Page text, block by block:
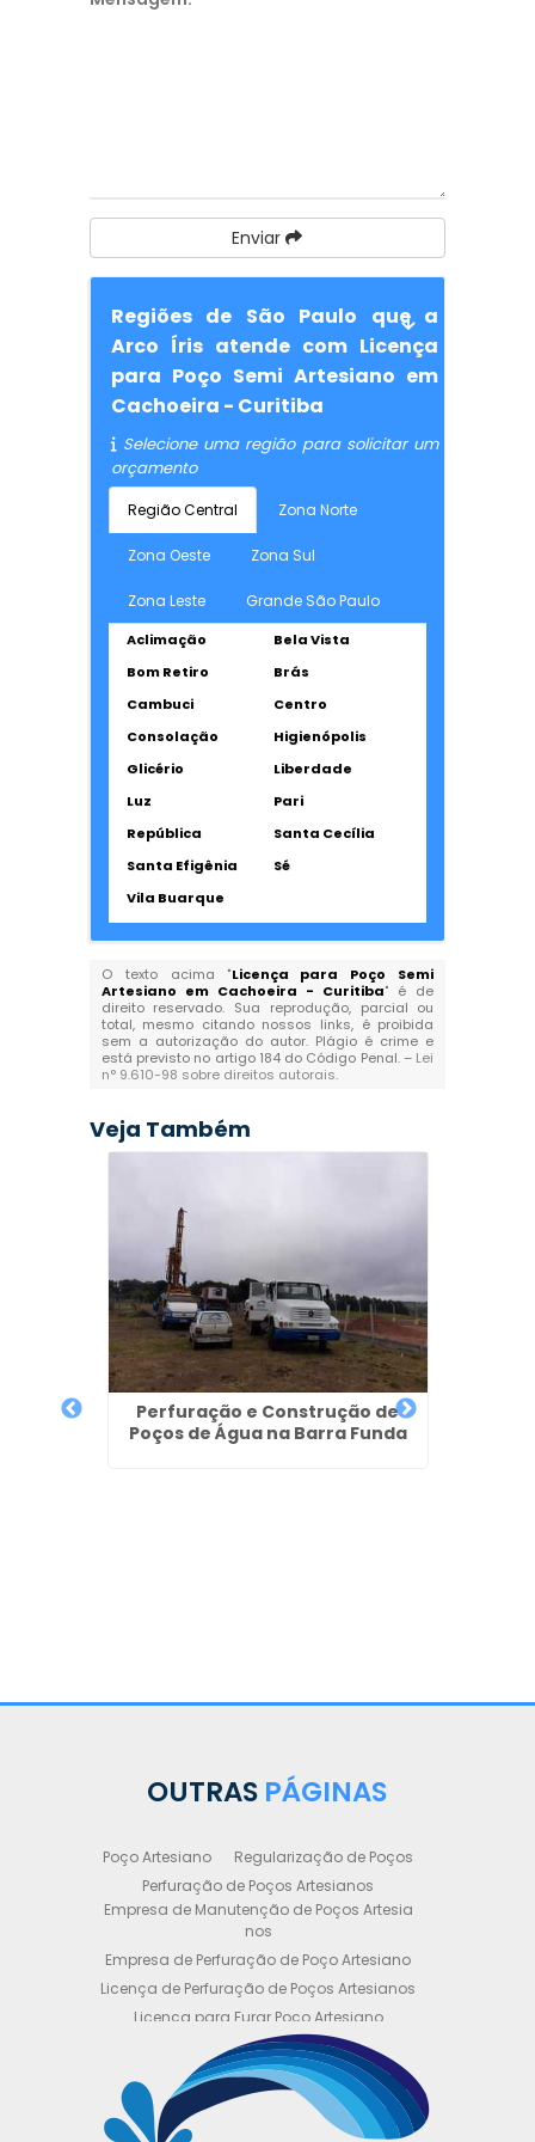
Enviar
Regiões de São Paulo que a
Arco Íris atende com Licença
para Poço Semi Artesiano em
Cachoeira - Curitiba
Selecione uma região para solicitar um
orçamento
Região Central Zona Norte
Zona Oeste Zona Sul
Zona Leste Grande São Paulo
Aclimação
Bela Vista
Bom Retiro
Brás
Cambuci
Centro
Consolação
Higienópolis
Glicério
Liberdade
Luz
Pari
República
Santa Cecília
Santa Efigênia
Sé
Vila Buarque
O texto acima "Licença para Poço Semi
Artesiano em Cachoeira - Curitiba" é de
direito reservado. Sua reprodução, parcial ou
total, mesmo citando nossos links, é proibida
sem a autorização do autor. Plágio é crime e
está previsto no artigo 184 do Código Penal. – Lei
n° 9.610-98 sobre direitos autorais.
Veja Também
Perfuração e Construção de
Poços de Água na Barra Funda
OUTRAS PÁGINAS
Poço Artesiano
Regularização de Poços
Perfuração de Poços Artesianos
Empresa de Manutenção de Poços Artesia
nos
Empresa de Perfuração de Poço Artesiano
Licença de Perfuração de Poços Artesianos
Licença para Furar Poço Artesiano
Licença para Perfuração de Poço Artesiano
Licença para Poço Semi Artesiano
Manutenção de Poço Semi Artesiano
Manutenção Preventiva de Poços Artesiano